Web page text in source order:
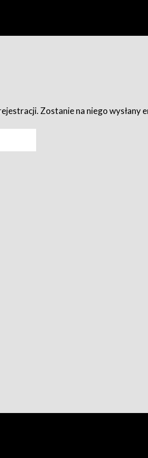
Zostanie na niego wysłany